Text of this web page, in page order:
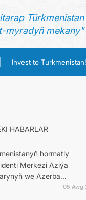
Türkmenistan
myradyň mekany"
Invest to
HABARLAR
hormatly
Merkezi Aziýa
we Azerba...
05 Awg